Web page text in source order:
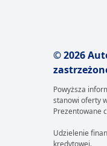
© 2026
Powyższa
stanowi oferty
Prezentowane
Udzielenie
kredytowej.